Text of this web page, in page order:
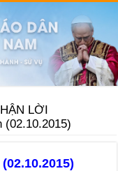
LỜI
(02.10.2015)